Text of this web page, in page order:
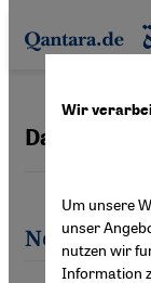
Direkt zum Inhalt
Daniella
Neueste
Wir
Um unsere
unser
nutzen wir
Information